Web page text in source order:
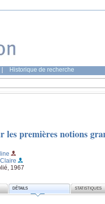
Historique de recherche
les premières notions
1967
DÉTAILS STATISTIQUES